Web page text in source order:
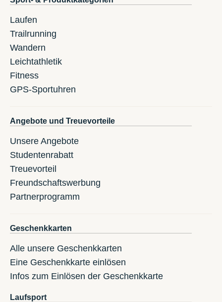
Laufen
Trailrunning
Wandern
Leichtathletik
Fitness
GPS-Sportuhren
Angebote und Treuevorteile
Unsere Angebote
Studentenrabatt
Treuevorteil
Freundschaftswerbung
Partnerprogramm
Geschenkkarten
Alle unsere Geschenkkarten
Eine Geschenkkarte einlösen
Infos zum Einlösen der Geschenkkarte
Laufsport